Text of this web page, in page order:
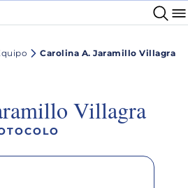
Carolina A. Jaramillo Villagra
Villagra